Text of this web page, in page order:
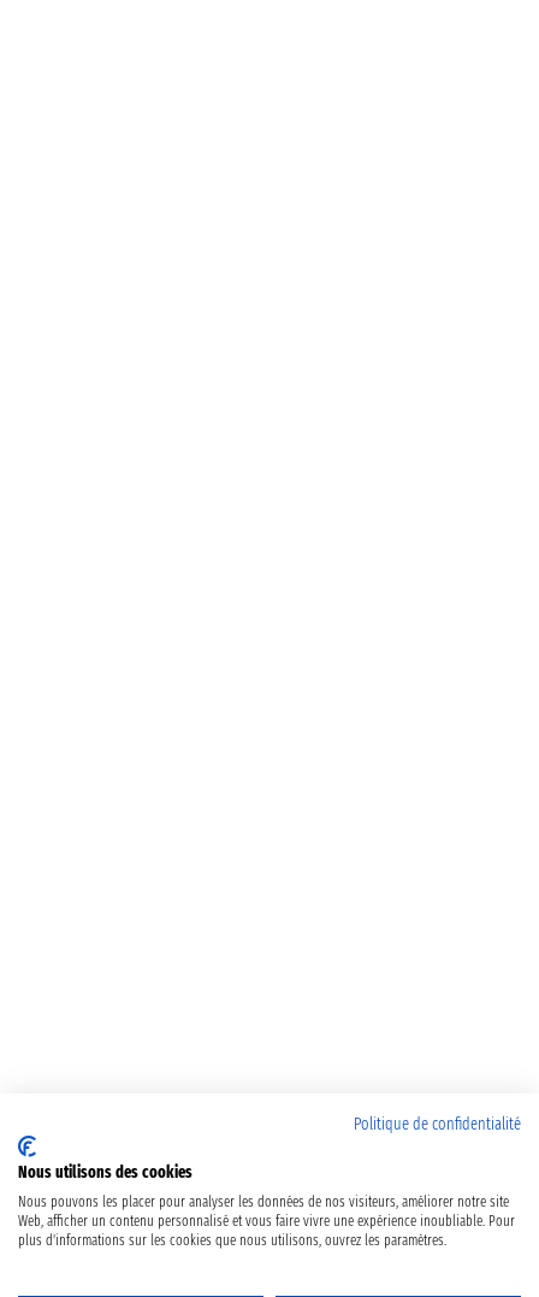
Politique de confidentialité
Nous utilisons des cookies
Nous pouvons les placer pour analyser les données de nos visiteurs, améliorer notre site
Web, afficher un contenu personnalisé et vous faire vivre une expérience inoubliable. Pour
plus d'informations sur les cookies que nous utilisons, ouvrez les paramètres.